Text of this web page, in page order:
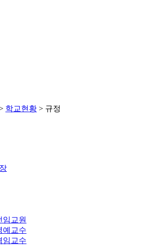
학교현황 > 규정
임교원
예교수
임교수